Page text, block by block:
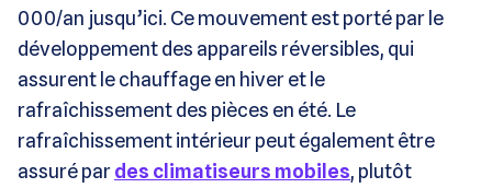
000/an jusqu’ici. Ce mouvement est porté par le
développement des appareils réversibles, qui
assurent le chauffage en hiver et le
rafraîchissement des pièces en été. Le
rafraîchissement intérieur peut également être
assuré pardes climatiseurs mobiles, plutôt